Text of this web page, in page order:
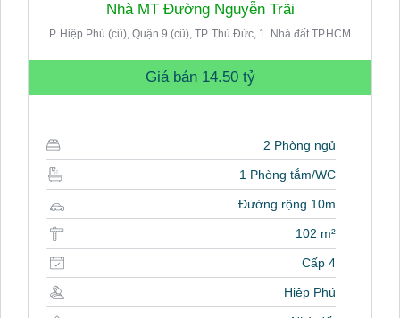
Nhà MT Đường Nguyễn Trãi
P. Hiệp Phú (cũ), Quận 9 (cũ), TP. Thủ Đức, 1. Nhà đất TP.HCM
Giá bán 14.50 tỷ
2 Phòng ngủ
1 Phòng tắm/WC
Đường rộng 10m
102 m²
Cấp 4
Hiệp Phú